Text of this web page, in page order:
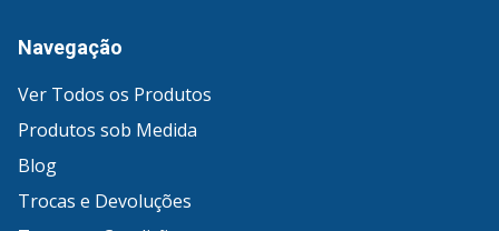
Navegação
Ver Todos os Produtos
Produtos sob Medida
Blog
Trocas e Devoluções